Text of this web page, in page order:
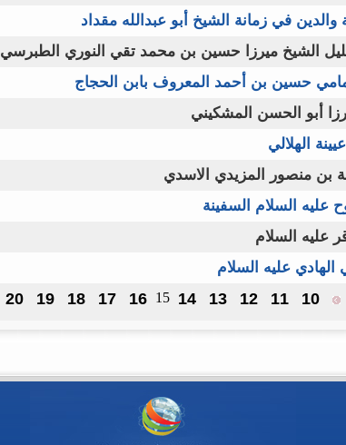
والدين في زمانة الشيخ أبو عبدالله مقداد
الشيخ ميرزا حسين بن محمد تقي النوري الطبرسي
حسين بن أحمد المعروف بابن الحجاج
أبو الحسن المشكيني
الهلالي
بن منصور المزيدي الاسدي
عليه السلام السفينة
عليه السلام
الهادي عليه السلام
10
11
12
13
14
16
17
18
19
20